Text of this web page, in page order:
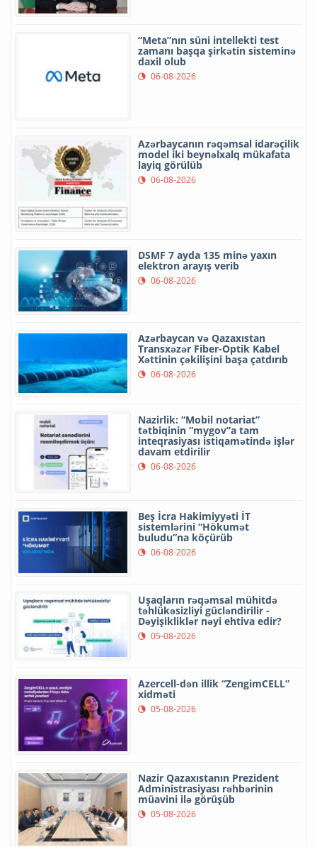
“Meta”nın süni intellekti test
zamanı başqa şirkətin sisteminə
daxil olub
06-08-2026
Azərbaycanın rəqəmsal idarəçilik
model iki beynəlxalq mükafata
layiq görülüb
06-08-2026
DSMF 7 ayda 135 minə yaxın
elektron arayış verib
06-08-2026
Azərbaycan və Qazaxıstan
Transxəzər Fiber-Optik Kabel
Xəttinin çəkilişini başa çatdırıb
06-08-2026
Nazirlik: “Mobil notariat”
tətbiqinin “mygov”a tam
inteqrasiyası istiqamətində işlər
davam etdirilir
06-08-2026
Beş İcra Hakimiyyəti İT
sistemlərini “Hökumət
buludu”na köçürüb
06-08-2026
Uşaqların rəqəmsal mühitdə
təhlükəsizliyi gücləndirilir -
Dəyişikliklər nəyi ehtiva edir?
05-08-2026
Azercell-dən illik “ZengimCELL”
xidməti
05-08-2026
Nazir Qazaxıstanın Prezident
Administrasiyası rəhbərinin
müavini ilə görüşüb
05-08-2026